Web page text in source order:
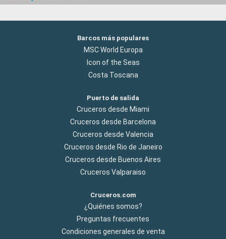
Barcos más populares
MSC World Europa
Icon of the Seas
Costa Toscana
Puerto de salida
Cruceros desde Miami
Cruceros desde Barcelona
Cruceros desde Valencia
Cruceros desde Rio de Janeiro
Cruceros desde Buenos Aires
Cruceros Valparaiso
Cruceros.com
¿Quiénes somos?
Preguntas frecuentes
Condiciones generales de venta